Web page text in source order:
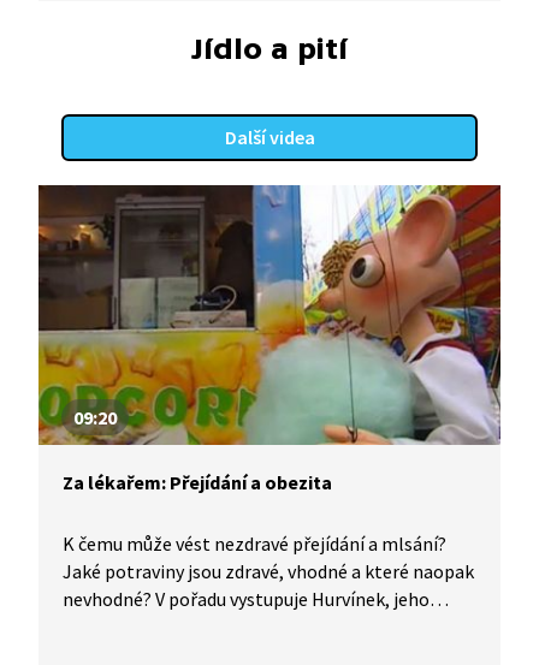
Jídlo a pití
Další videa
09:20
Za lékařem: Přejídání a obezita
K čemu může vést nezdravé přejídání a mlsání?
Jaké potraviny jsou zdravé, vhodné a které naopak
nevhodné? V pořadu vystupuje Hurvínek, jeho